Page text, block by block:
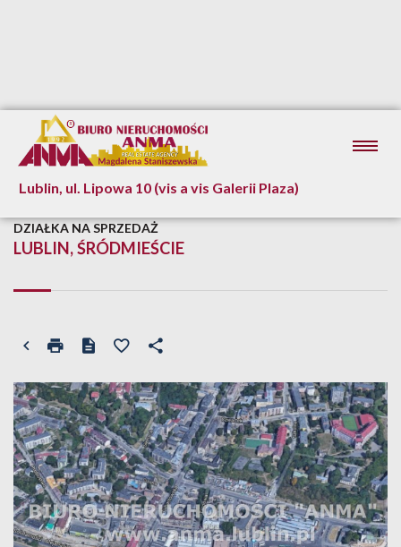
Lublin, ul. Lipowa 10 (vis a vis Galerii Plaza)
LUBLIN, ŚRÓDMIEŚCIE
DZIAŁKA NA SPRZEDAŻ